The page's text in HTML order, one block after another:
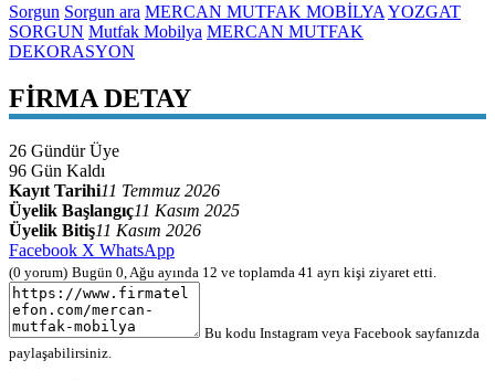
Sorgun Sorgun ara MERCAN MUTFAK MOBİLYA YOZGAT
SORGUN Mutfak Mobilya MERCAN MUTFAK
DEKORASYON
FİRMA DETAY
26 Gündür Üye
96 Gün Kaldı
Kayıt Tarihi11 Temmuz 2026
Üyelik Başlangıç11 Kasım 2025
Üyelik Bitiş11 Kasım 2026
Facebook X WhatsApp
(0 yorum) Bugün 0, Ağu ayında 12 ve toplamda 41 ayrı kişi ziyaret etti.
Bu kodu Instagram veya Facebook sayfanızda
paylaşabilirsiniz.